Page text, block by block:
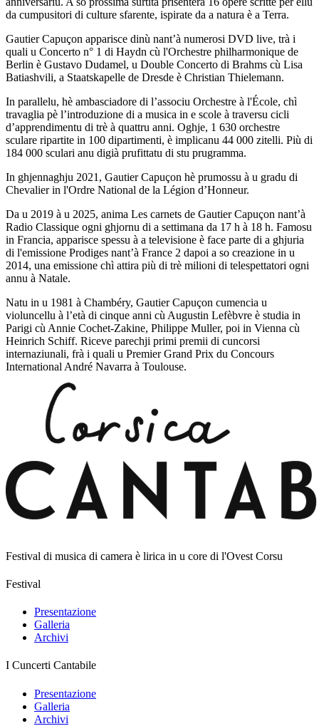
da cumpusitori di culture sfarente, ispirate da a natura è a Terra.
Gautier Capuçon apparisce dinù nant’à numerosi DVD live, trà i
quali u Concerto n° 1 di Haydn cù l'Orchestre philharmonique de
Berlin è Gustavo Dudamel, u Double Concerto di Brahms cù Lisa
Batiashvili, a Staatskapelle de Dresde è Christian Thielemann.
In parallelu, hè ambasciadore di l’associu Orchestre à l'École, chì
travaglia pè l’introduzione di a musica in e scole à traversu cicli
d’apprendimentu di trè à quattru anni. Oghje, 1 630 orchestre
sculare ripartite in 100 dipartimenti, è implicanu 44 000 zitelli. Più di
184 000 sculari anu digià prufittatu di stu prugramma.
In ghjennaghju 2021, Gautier Capuçon hè prumossu à u gradu di
Chevalier in l'Ordre National de la Légion d’Honneur.
Da u 2019 à u 2025, anima Les carnets de Gautier Capuçon nant’à
Radio Classique ogni ghjornu di a settimana da 17 h à 18 h. Famosu
in Francia, apparisce spessu à a televisione è face parte di a ghjuria
di l'emissione Prodiges nant’à France 2 dapoi a so creazione in u
2014, una emissione chì attira più di trè milioni di telespettatori ogni
annu à Natale.
Natu in u 1981 à Chambéry, Gautier Capuçon cumencia u
violuncellu à l’età di cinque anni cù Augustin Lefèbvre è studia in
Parigi cù Annie Cochet-Zakine, Philippe Muller, poi in Vienna cù
Heinrich Schiff. Riceve parechji primi premii di cuncorsi
internaziunali, frà i quali u Premier Grand Prix du Concours
International André Navarra à Toulouse.
Festival di musica di camera è lirica in u core di l'Ovest Corsu
Festival
Presentazione
Galleria
Archivi
I Cuncerti Cantabile
Presentazione
Galleria
Archivi